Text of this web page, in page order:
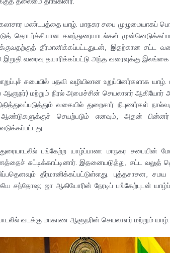
மண்டபத்தை யாழ். மாநகர சபை முழுமையாகப்
தொடர்ச்சியான கலந்துரையாடல்கள்
தீர்மானிக்கப்பட்டதுடன், இதற்கான சட்ட
இறுதி வரைவு தயாரிக்கப்பட்டு அந்த வரைவுக்கு
சபையில் பதவி வழியிலான
ஆளுநர்) மற்றும் நிரல் அமைச்சின் செயலாளர்
வகையில் துறைசார் நிபுணர்கள்
செயற்படும் எனவும், அதன் பின்னர்
பங்கேற்ற யாழ்ப்பாண மாநகர சபையின்
சுட்டிக்காட்டினார். இதனையடுத்து, சட்ட
தீர்மானிக்கப்பட்டுள்ளது. புத்தசாசன,
சந்தோஷ; ஜா ஆகியோரின் நேரடிப் பங்கேற்புடன்
வடக்கு மாகாண ஆளுநரின் செயலாளர் மற்றும்